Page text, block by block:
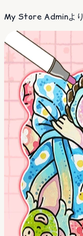
My Store Adminより